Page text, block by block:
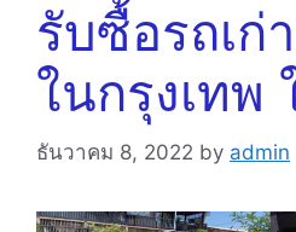
รับซื้อรถเก่
ในกรุงเทพ
ธันวาคม 8, 2022 by admin